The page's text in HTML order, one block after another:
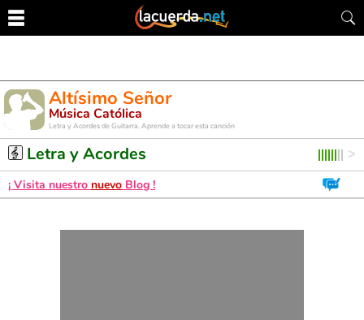
Altísimo Señor
Música Católica
Letra y Acordes de Guitarra. Aprende a tocar esta canción
Letra y Acordes
¡ Visita nuestro nuevo Blog !